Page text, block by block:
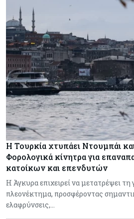
Η Τουρκία χτυπάει Ντουμπάι
Φορολογικά κίνητρα για
κατοίκων και επενδυτών
Η Άγκυρα επιχειρεί να μετατρέψει
πλεονέκτημα, προσφέροντας
ελαφρύνσεις,…